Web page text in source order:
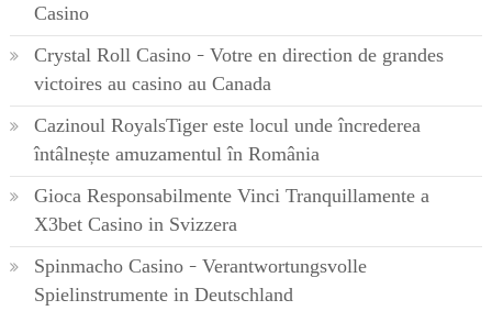
Casino
Crystal Roll Casino – Votre en direction de grandes
victoires au casino au Canada
Cazinoul RoyalsTiger este locul unde încrederea
întâlnește amuzamentul în România
Gioca Responsabilmente Vinci Tranquillamente a
X3bet Casino in Svizzera
Spinmacho Casino – Verantwortungsvolle
Spielinstrumente in Deutschland